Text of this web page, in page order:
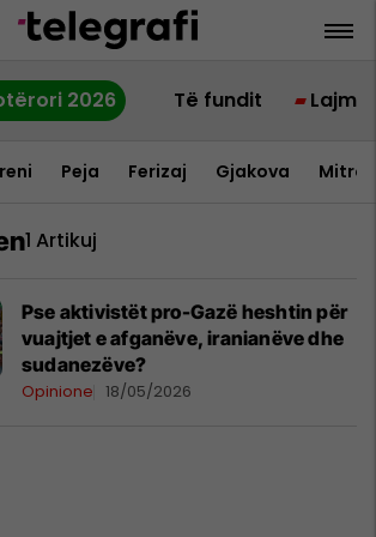
2026 Të fundit Lajme
Peja Ferizaj Gjakova
1 Artikuj
Pse aktivistët pro-Gazë heshtin për
vuajtjet e afganëve, iranianëve dhe
sudanezëve?
Opinione 18/05/2026